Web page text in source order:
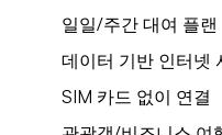
일일/주간 대여 플랜
데이터 기반 인터넷
SIM 카드 없이 연결